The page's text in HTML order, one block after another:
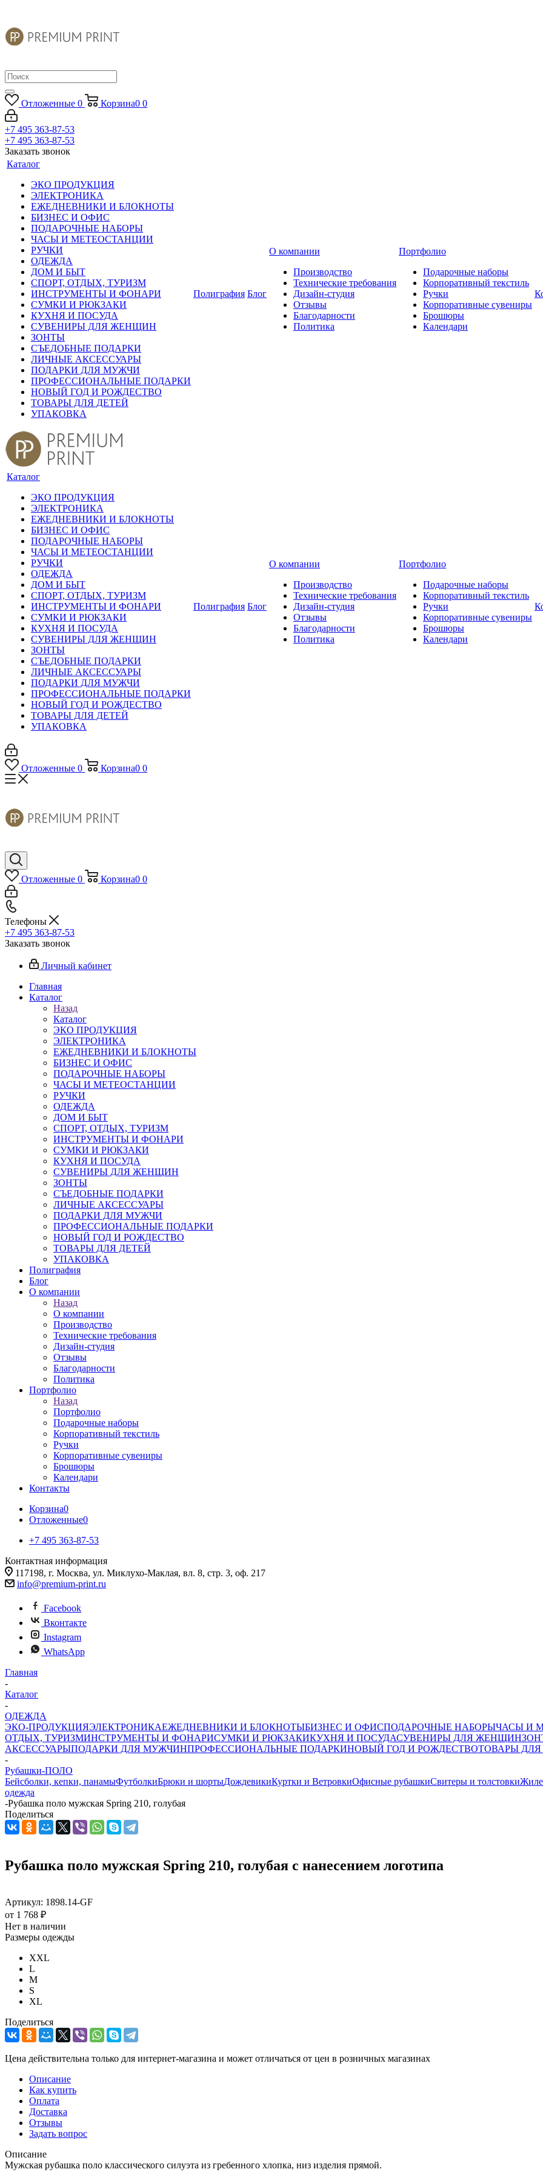
Отложенные 0 Корзина0 0
+7 495 363-87-53
+7 495 363-87-53
Заказать звонок
Каталог
ЭКО ПРОДУКЦИЯ
ЭЛЕКТРОНИКА
ЕЖЕДНЕВНИКИ И БЛОКНОТЫ
БИЗНЕС И ОФИС
ПОДАРОЧНЫЕ НАБОРЫ
ЧАСЫ И МЕТЕОСТАНЦИИ
РУЧКИ
ОДЕЖДА
ДОМ И БЫТ
СПОРТ, ОТДЫХ, ТУРИЗМ
ИНСТРУМЕНТЫ И ФОНАРИ
СУМКИ И РЮКЗАКИ
КУХНЯ И ПОСУДА
СУВЕНИРЫ ДЛЯ ЖЕНЩИН
ЗОНТЫ
СЪЕДОБНЫЕ ПОДАРКИ
ЛИЧНЫЕ АКСЕССУАРЫ
ПОДАРКИ ДЛЯ МУЖЧИ
ПРОФЕССИОНАЛЬНЫЕ ПОДАРКИ
НОВЫЙ ГОД И РОЖДЕСТВО
ТОВАРЫ ДЛЯ ДЕТЕЙ
УПАКОВКА
Полиграфия Блог
О компании
Производство
Технические требования
Дизайн-студия
Отзывы
Благодарности
Политика
Портфолио
Подарочные наборы
Корпоративный текстиль
Ручки
Корпоративные сувениры
Брошюры
Календари
Каталог
ЭКО ПРОДУКЦИЯ
ЭЛЕКТРОНИКА
ЕЖЕДНЕВНИКИ И БЛОКНОТЫ
БИЗНЕС И ОФИС
ПОДАРОЧНЫЕ НАБОРЫ
ЧАСЫ И МЕТЕОСТАНЦИИ
РУЧКИ
ОДЕЖДА
ДОМ И БЫТ
СПОРТ, ОТДЫХ, ТУРИЗМ
ИНСТРУМЕНТЫ И ФОНАРИ
СУМКИ И РЮКЗАКИ
КУХНЯ И ПОСУДА
СУВЕНИРЫ ДЛЯ ЖЕНЩИН
ЗОНТЫ
СЪЕДОБНЫЕ ПОДАРКИ
ЛИЧНЫЕ АКСЕССУАРЫ
ПОДАРКИ ДЛЯ МУЖЧИ
ПРОФЕССИОНАЛЬНЫЕ ПОДАРКИ
НОВЫЙ ГОД И РОЖДЕСТВО
ТОВАРЫ ДЛЯ ДЕТЕЙ
УПАКОВКА
Полиграфия Блог
О компании
Производство
Технические требования
Дизайн-студия
Отзывы
Благодарности
Политика
Портфолио
Подарочные наборы
Корпоративный текстиль
Ручки
Корпоративные сувениры
Брошюры
Календари
Отложенные 0 Корзина0 0
Отложенные 0 Корзина0 0
Телефоны
+7 495 363-87-53
Заказать звонок
Личный кабинет
Главная
Каталог
Назад
Каталог
ЭКО ПРОДУКЦИЯ
ЭЛЕКТРОНИКА
ЕЖЕДНЕВНИКИ И БЛОКНОТЫ
БИЗНЕС И ОФИС
ПОДАРОЧНЫЕ НАБОРЫ
ЧАСЫ И МЕТЕОСТАНЦИИ
РУЧКИ
ОДЕЖДА
ДОМ И БЫТ
СПОРТ, ОТДЫХ, ТУРИЗМ
ИНСТРУМЕНТЫ И ФОНАРИ
СУМКИ И РЮКЗАКИ
КУХНЯ И ПОСУДА
СУВЕНИРЫ ДЛЯ ЖЕНЩИН
ЗОНТЫ
СЪЕДОБНЫЕ ПОДАРКИ
ЛИЧНЫЕ АКСЕССУАРЫ
ПОДАРКИ ДЛЯ МУЖЧИ
ПРОФЕССИОНАЛЬНЫЕ ПОДАРКИ
НОВЫЙ ГОД И РОЖДЕСТВО
ТОВАРЫ ДЛЯ ДЕТЕЙ
УПАКОВКА
Полиграфия
Блог
О компании
Назад
О компании
Производство
Технические требования
Дизайн-студия
Отзывы
Благодарности
Политика
Портфолио
Назад
Портфолио
Подарочные наборы
Корпоративный текстиль
Ручки
Корпоративные сувениры
Брошюры
Календари
Контакты
Корзина0
Отложенные0
+7 495 363-87-53
Контактная информация
117198, г. Москва, ул. Миклухо-Маклая, вл. 8, стр. 3, оф. 217
info@premium-print.ru
Facebook
Вконтакте
Instagram
WhatsApp
Главная
-
Каталог
-
ОДЕЖДА
ЭКО-ПРОДУКЦИЯЭЛЕКТРОНИКАЕЖЕДНЕВНИКИ И БЛОКНОТЫБИЗНЕС И ОФИСПОДАРОЧНЫЕ НАБОРЫЧАСЫ И
ОТДЫХ, ТУРИЗМИНСТРУМЕНТЫ И ФОНАРИСУМКИ И РЮКЗАКИКУХНЯ И ПОСУДАСУВЕНИРЫ ДЛЯ ЖЕНЩИН
АКСЕССУАРЫПОДАРКИ ДЛЯ МУЖЧИНПРОФЕССИОНАЛЬНЫЕ ПОДАРКИНОВЫЙ ГОД И РОЖДЕСТВОТОВАРЫ ДЛЯ
-
Рубашки-ПОЛО
Бейсболки, кепки, панамыФутболкиБрюки и шортыДождевикиКуртки и ВетровкиОфисные рубашкиСвитеры и толстовки
одежда
-Рубашка поло мужская Spring 210, голубая
Поделиться
Рубашка поло мужская Spring 210, голубая с нанесением логотипа
Артикул: 1898.14-GF
от 1 768 ₽
Нет в наличии
Размеры одежды
XXL
L
M
S
XL
Поделиться
Цена действительна только для интернет-магазина и может отличаться от цен в розничных магазинах
Описание
Как купить
Оплата
Доставка
Отзывы
Задать вопрос
Описание
Мужская рубашка поло классического силуэта из гребенного хлопка, низ изделия прямой.